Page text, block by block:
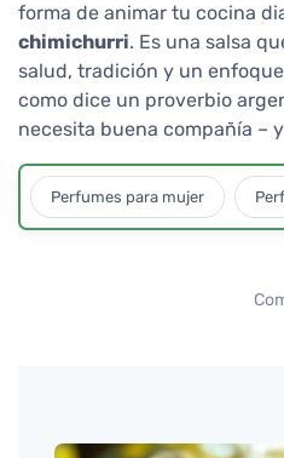
forma de animar tu cocina
chimichurri. Es una salsa
salud, tradición y un
como dice un proverbio
necesita buena compañía –
Perfumes para mujer